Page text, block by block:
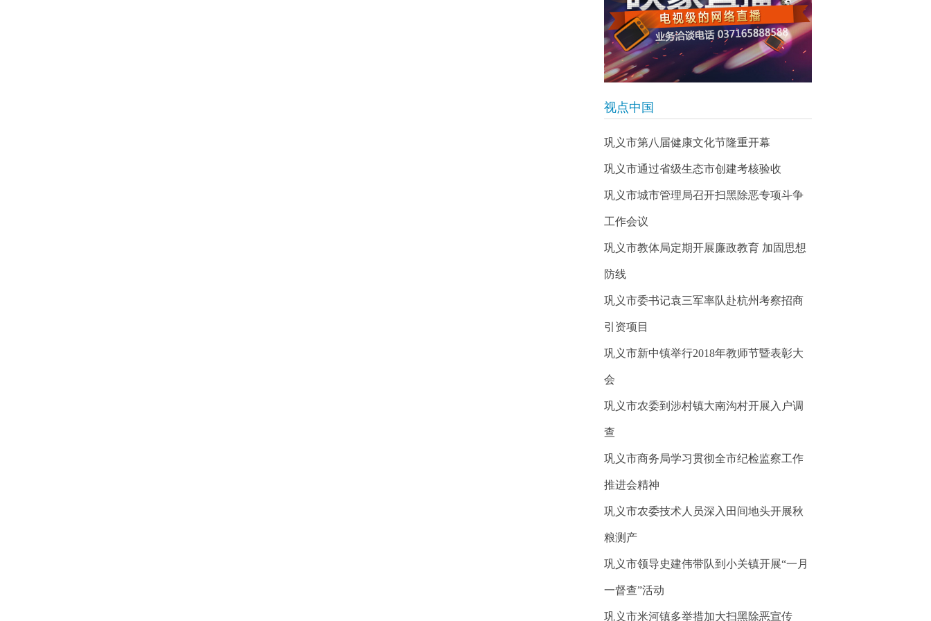
视点中国
巩义市第八届健康文化节隆重开幕
巩义市通过省级生态市创建考核验收
巩义市城市管理局召开扫黑除恶专项斗争
工作会议
巩义市教体局定期开展廉政教育 加固思想
防线
巩义市委书记袁三军率队赴杭州考察招商
引资项目
巩义市新中镇举行2018年教师节暨表彰大
会
巩义市农委到涉村镇大南沟村开展入户调
查
巩义市商务局学习贯彻全市纪检监察工作
推进会精神
巩义市农委技术人员深入田间地头开展秋
粮测产
巩义市领导史建伟带队到小关镇开展“一月
一督查”活动
巩义市米河镇多举措加大扫黑除恶宣传